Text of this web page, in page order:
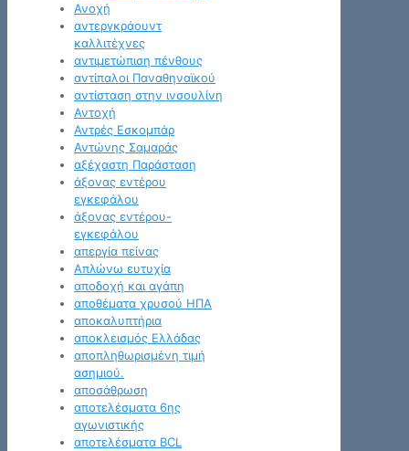
Ανοχή
αντεργκράουντ
καλλιτέχνες
αντιμετώπιση πένθους
αντίπαλοι Παναθηναϊκού
αντίσταση στην ινσουλίνη
Αντοχή
Αντρές Εσκομπάρ
Αντώνης Σαμαράς
αξέχαστη Παράσταση
άξονας εντέρου
εγκεφάλου
άξονας εντέρου-
εγκεφάλου
απεργία πείνας
Απλώνω ευτυχία
αποδοχή και αγάπη
αποθέματα χρυσού ΗΠΑ
αποκαλυπτήρια
αποκλεισμός Ελλάδας
αποπληθωρισμένη τιμή
ασημιού.
αποσάθρωση
αποτελέσματα 6ης
αγωνιστικής
αποτελέσματα BCL